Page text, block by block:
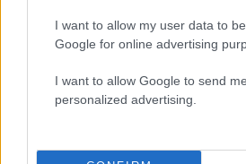
I want to allow my user data to
Google for online advertising
I want to allow Google to send me
personalized advertising.
10.12.2010
Μήπως οι δύσκολες μέρες
03.12.2010
Ασκήσεις για τον αυχένα